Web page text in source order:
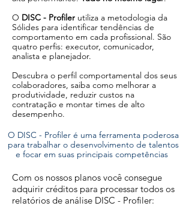
O DISC - Profiler utiliza a metodologia da
Sólides para identificar tendências de
comportamento em cada profissional. São
quatro perfis: executor, comunicador,
analista e planejador.
Descubra o perfil comportamental dos seus
colaboradores, saiba como melhorar a
produtividade, reduzir custos na
contratação e montar times de alto
desempenho.
O DISC - Profiler é uma ferramenta poderosa
para trabalhar o desenvolvimento de talentos
e focar em suas principais competências
Com os nossos planos você consegue
adquirir créditos para processar todos os
relatórios de análise DISC - Profiler: